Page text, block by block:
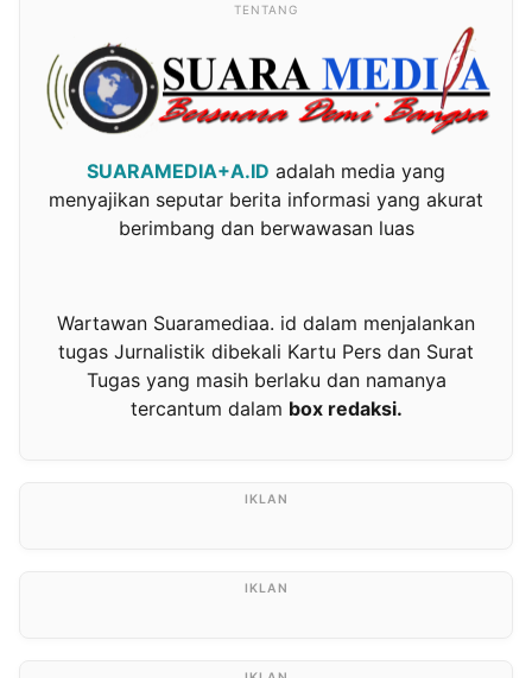
TENTANG
SUARAMEDIA+A.ID adalah media yang
menyajikan seputar berita informasi yang akurat
berimbang dan berwawasan luas
Wartawan Suaramediaa. id dalam menjalankan
tugas Jurnalistik dibekali Kartu Pers dan Surat
Tugas yang masih berlaku dan namanya
tercantum dalam box redaksi.